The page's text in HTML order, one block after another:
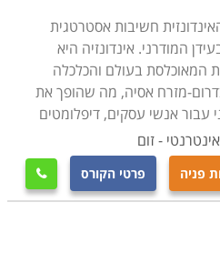
הזדמנות נהדרת להרחבת
משפחתו.חשיבות אסטרטגית
המודרני. אינדונזיה היא
המאוכלסת בעולם והכלכלה
מזרח אסיה, מה שהופך את
עבור אנשי עסקים, דיפלומטים
- זום
פניה פרטי הקורס 